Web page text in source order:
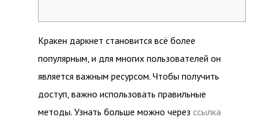
Кракен даркнет становится всё более
популярным, и для многих пользователей он
является важным ресурсом. Чтобы получить
доступ, важно использовать правильные
методы. Узнать больше можно через ссылка